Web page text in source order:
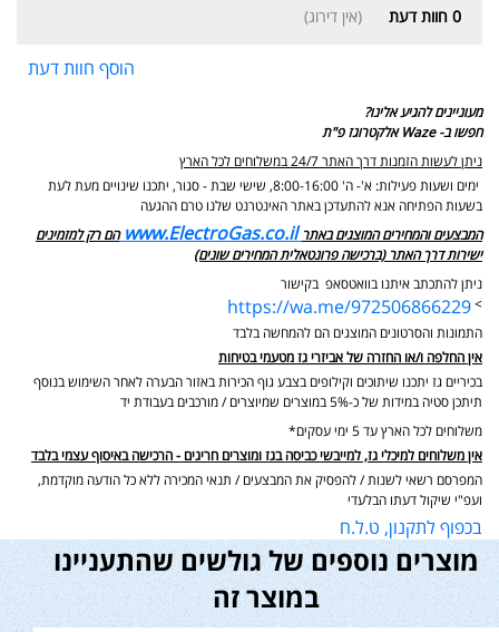
0 חוות דעת (אין דירוג)
הוסף חוות דעת
מעוניינים להגיע אלינו?
חפשו ב- Waze אלקטרוגז פ"ת
ניתן לעשות הזמנות דרך האתר 24/7 במשלוחים לכל הארץ
ימים ושעות פעילות: א'- ה' 8:00-16:00, שישי שבת - סגור,
יתכנו שינויים מעת לעת
בשעות הפתיחה אנא להתעדכן באתר האינטרנט שלנו טרם ההגעה
המבצעים והמחירים המוצגים באתר www.ElectroGas.co.il הם רק למזמינים
ישירות דרך האתר (ברכישה פרונטאלית המחירים שונים)
ניתן להתכתב איתנו בוואטסאפ בקישור
>
https://wa.me/972506866229
התמונות והסרטונים המוצגים הם להמחשה בלבד
אין החלפה ו/או החזרה של אביזרי גז מטעמי בטיחות
בכיריים גז יתכנו שיתוכים וקילופים בצבע גוף הכירות באזור הבערה לאחר השימוש בנוסף
תיתכן סטיה במידות של כ-5% במוצרים שמיוצרים / מורכבים בעבודת יד
משלוחים לכל הארץ עד 5 ימי עסקים*
אין משלוחים למיכלי גז, למייבשי כביסה בגז ומוצרים חריגים - הרכישה באיסוף עצמי בלבד
המפרסם רשאי לשנות / להפסיק את המבצעים / תנאי המכירה ללא כל הודעה מוקדמת,
ועפ"י שיקול דעתו הבלעדי
בכפוף לתקנון, ט.ל.ח
מוצרים נוספים של גולשים שהתעניינו
במוצר זה